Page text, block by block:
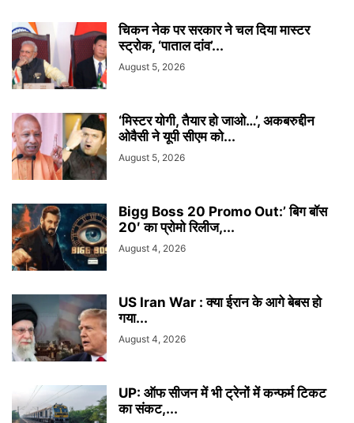
चिकन नेक पर सरकार ने चल दिया मास्टर
स्ट्रोक, ‘पाताल दांव’...
August 5, 2026
‘मिस्टर योगी, तैयार हो जाओ…’, अकबरुद्दीन
ओवैसी ने यूपी सीएम को...
August 5, 2026
Bigg Boss 20 Promo Out:’ बिग बॉस
20′ का प्रोमो रिलीज,...
August 4, 2026
US Iran War : क्या ईरान के आगे बेबस हो
गया...
August 4, 2026
UP: ऑफ सीजन में भी ट्रेनों में कन्फर्म टिकट
का संकट,...